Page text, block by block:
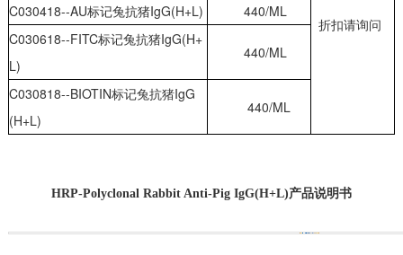
折扣请询问
C030418--AU标记兔抗猪IgG(H+L)
440/ML
C030618--FITC标记兔抗猪IgG(H+
L)
440/ML
C030818--BIOTIN标记兔抗猪IgG
(H+L)
440/ML
HRP-Polyclonal Rabbit Anti-Pig IgG(H+L)产品说明书